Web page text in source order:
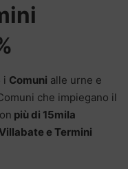
i Comuni alle urne e
che impiegano il
più di 15mila
e Termini